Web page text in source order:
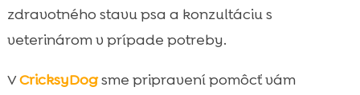
zdravotného stavu psa a konzultáciu s
veterinárom v prípade potreby.
VCricksyDogsme pripravení pomôcť vám